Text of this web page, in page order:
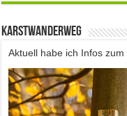
Karstwanderweg
Aktuell habe ich Infos zum